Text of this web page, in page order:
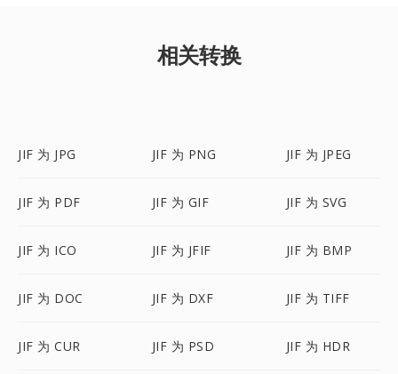
相关转换
JIF 为 JPG JIF 为 PNG JIF 为 JPEG
JIF 为 PDF JIF 为 GIF JIF 为 SVG
JIF 为 ICO JIF 为 JFIF JIF 为 BMP
JIF 为 DOC JIF 为 DXF JIF 为 TIFF
JIF 为 CUR JIF 为 PSD JIF 为 HDR